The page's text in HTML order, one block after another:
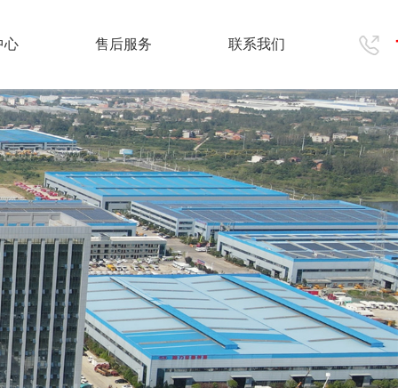
心 售后服务 联系我们